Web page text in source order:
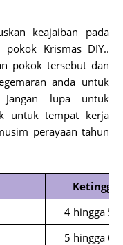
keajaiban pada
Krismas DIY..
pokok tersebut dan
anda untuk
lupa untuk
untuk tempat kerja
perayaan tahun
4 hingga 5
5 hingga 6